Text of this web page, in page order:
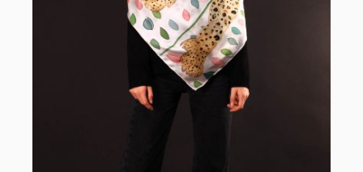
AÑADIR AL CARRITO / DETALLES